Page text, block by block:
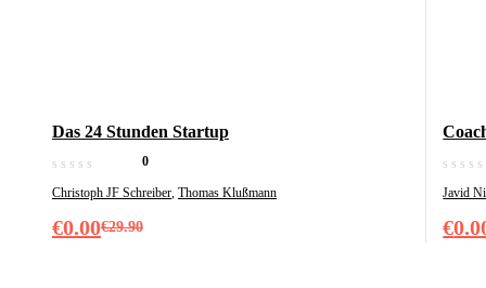
Das 24 Stunden Startup
0
Christoph JF Schreiber Thomas Klußmann
€29.90
Ursprünglicher
€0.00
Aktueller
Javid
€